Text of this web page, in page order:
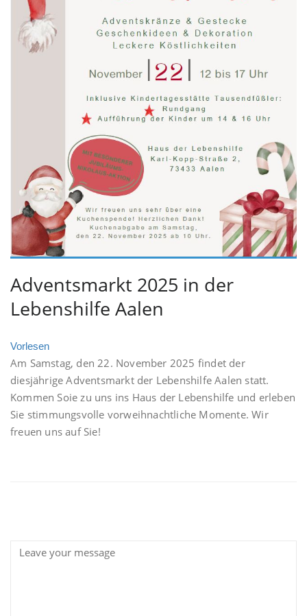
Adventsmarkt 2025 in der
Lebenshilfe Aalen
Vorlesen
Am Samstag, den 22. November 2025 findet der
diesjährige Adventsmarkt der Lebenshilfe Aalen statt.
Kommen Soie zu uns ins Haus der Lebenshilfe und erleben
Sie stimmungsvolle vorweihnachtliche Momente. Wir
freuen uns auf Sie!